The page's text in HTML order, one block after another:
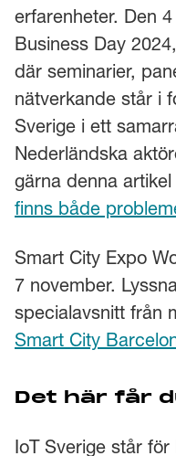
erfarenheter. Den
Business Day
där seminarier,
nätverkande står i
Sverige i ett
Nederländska
gärna denna
finns både
Smart City Expo
7 november.
specialavsnitt från
Smart City
Det här får
IoT Sverige står